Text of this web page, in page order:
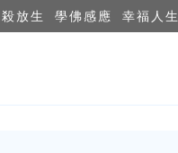
放生 學佛感應 幸福人生